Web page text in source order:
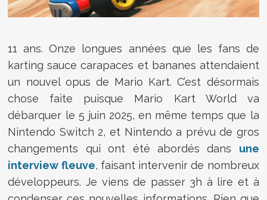
11 ans. Onze longues années que les fans de
karting sauce carapaces et bananes attendaient
un nouvel opus de Mario Kart. C’est désormais
chose faite puisque Mario Kart World va
débarquer le 5 juin 2025, en même temps que la
Nintendo Switch 2, et Nintendo a prévu de gros
changements qui ont été abordés dans une
interview fleuve, faisant intervenir de nombreux
développeurs. Je viens de passer 3h à lire et à